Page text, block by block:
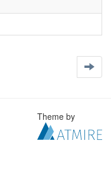
Theme by